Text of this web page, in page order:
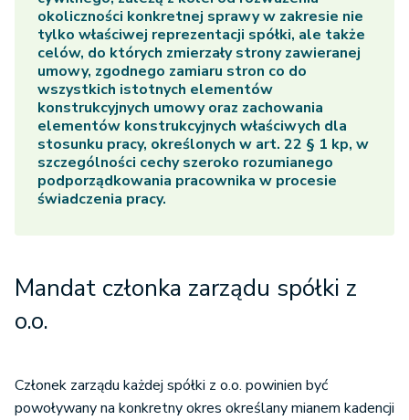
okoliczności konkretnej sprawy w zakresie nie
tylko właściwej reprezentacji spółki, ale także
celów, do których zmierzały strony zawieranej
umowy, zgodnego zamiaru stron co do
wszystkich istotnych elementów
konstrukcyjnych umowy oraz zachowania
elementów konstrukcyjnych właściwych dla
stosunku pracy, określonych w art. 22 § 1 kp, w
szczególności cechy szeroko rozumianego
podporządkowania pracownika w procesie
świadczenia pracy.
Mandat członka zarządu spółki z
o.o.
Członek zarządu każdej spółki z o.o. powinien być
powoływany na konkretny okres określany mianem kadencji